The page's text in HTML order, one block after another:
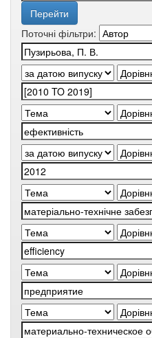
Поточні фільтри: